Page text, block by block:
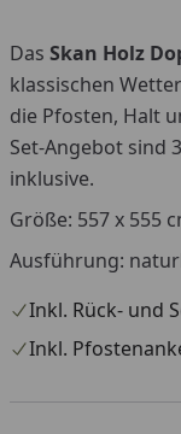
Das Skan Holz
klassischen
die Pfosten, Halt
Set-Angebot sind
inklusive.
Größe: 557 x 555
Ausführung:
Inkl. Rück- und
Inkl.